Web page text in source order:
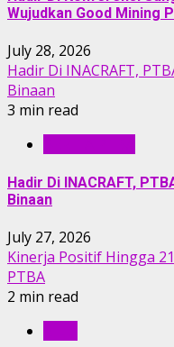
Wujudkan Good Mining
July 28, 2026
Hadir Di INACRAFT,
Binaan
3 min read
Hadir Di INACRAFT,
Binaan
July 27, 2026
Kinerja Positif Hingga
PTBA
2 min read